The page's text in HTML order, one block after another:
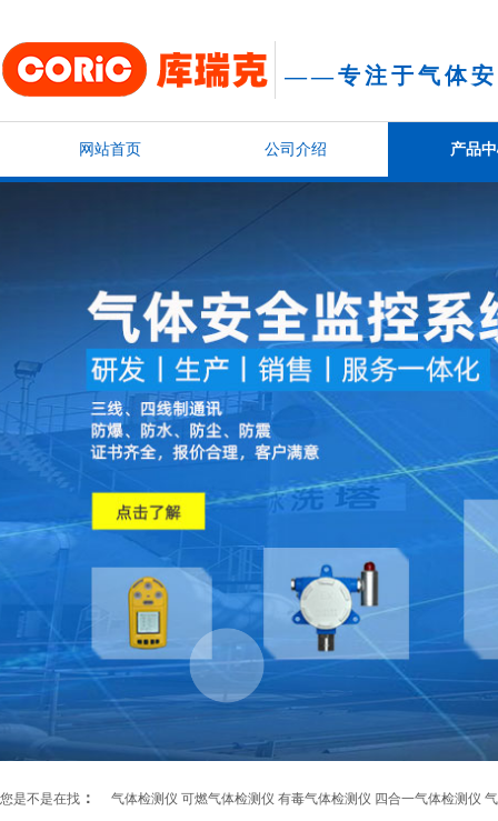
——专注于气体
网站首页 公司介绍 产品
您是不是在找 ： 气体检测仪 可燃气体检测仪 有毒气体检测仪 四合一气体检测仪